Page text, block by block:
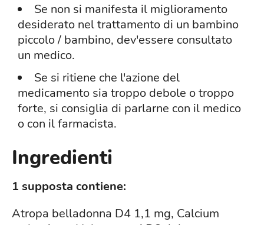
Se non si manifesta il miglioramento
desiderato nel trattamento di un bambino
piccolo / bambino, dev'essere consultato
un medico.
Se si ritiene che l'azione del
medicamento sia troppo debole o troppo
forte, si consiglia di parlarne con il medico
o con il farmacista.
Ingredienti
1 supposta contiene:
Atropa belladonna D4 1,1 mg, Calcium